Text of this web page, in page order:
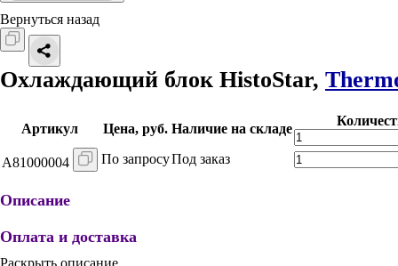
Вернуться назад
Охлаждающий блок HistoStar,
Артикул Цена, руб. Наличие на складе
A81000004 По запросуПод заказ
Описание
Оплата и доставка
Раскрыть описание